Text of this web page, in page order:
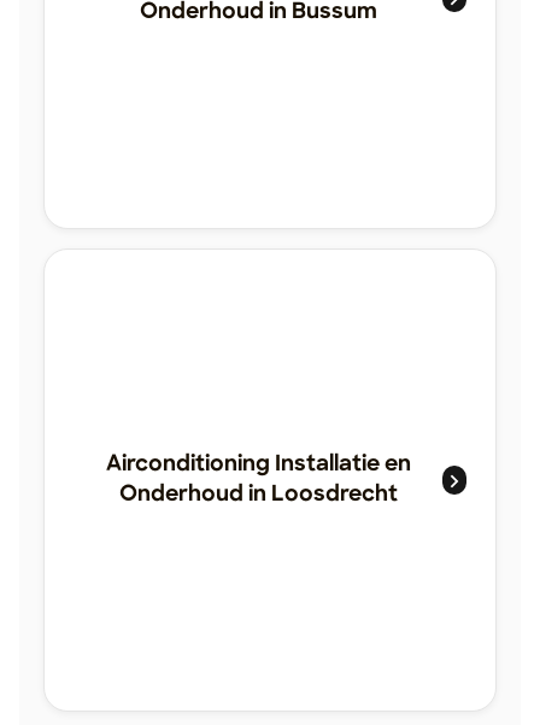
Onderhoud in Bussum
Airconditioning Installatie en
Onderhoud in Loosdrecht